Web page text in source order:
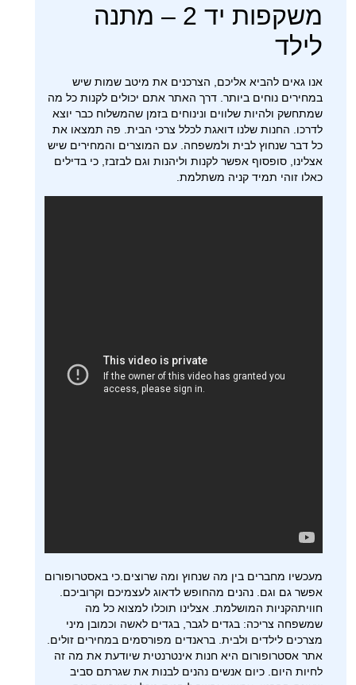
משקפות יד 2 – מתנה
לילד
אנו גאים להביא אליכם, הצרכנים את מיטב שמות שיש
במחירים נוחים ביותר. דרך האתר אתם יכולים לקנות כל מה
שמתחשק ולהיות שלווים ונינוחים בזמן שהמשלוח כבר יוצא
לדרכו. החנות שלנו דואגת לכלל צרכי הבית. פה תמצאו את
כל דבר שנחוץ לבית ולמשפחה. עם המוצרים והמחירים שיש
אצלינו, סופסוף אפשר לקנות וליהנות וגם לבזבז, כי בדילים
כאלו זוהי תמיד קניה משתלמת.
מעכשיו מחברים בין מה שנחוץ ומה שרוצים.כי באסטרופורום
אפשר גם וגם. נהנים מהחופש לדאוג לעצמיכם וקרוביכם.
חוויתהקניות המושלמת. אצלינו תוכלו למצוא כל מה
שמשפחה צריכה: בגדים לגבר, בגדים לאשה וכמובן מיני
מצרכים לילדים ולבית. בראנדים מפורסמים במחירים זולים.
אתר אסטרופורום היא חנות אינטרנטית שיודעת את מה זה
לחיות היום. כיום אנשים נהנים לבנות את שגרתם סביב